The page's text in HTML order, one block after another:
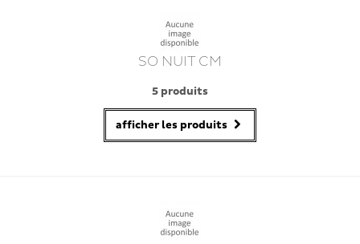
SO NUIT CM
5 produits
afficher les produits